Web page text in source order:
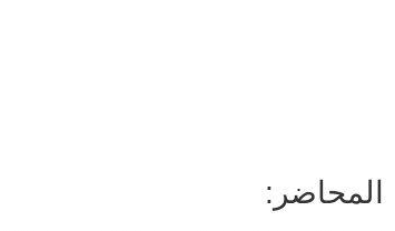
المحاضر: